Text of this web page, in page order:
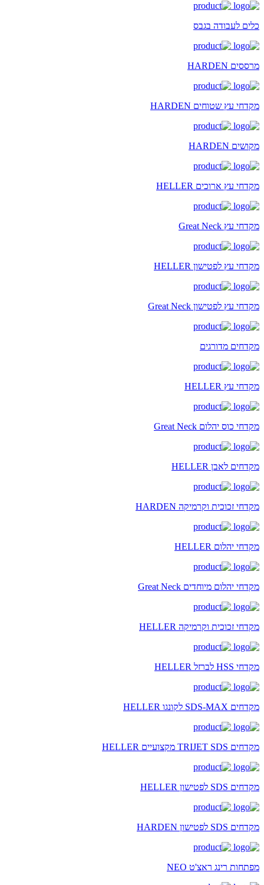
כלים לעבודה בגבס
מרססים HARDEN
מקדחי עץ שטוחים HARDEN
מקושים HARDEN
מקדחי עץ ארוכים HELLER
מקדחי עץ Great Neck
מקדחי עץ לפטישון HELLER
מקדחי עץ לפטישון Great Neck
מקדחים מדורגים
מקדחי עץ HELLER
מקדחי כוס יהלום Great Neck
מקדחים לאבן HELLER
מקדחי זכוכית וקרמיקה HARDEN
מקדחי יהלום HELLER
מקדחי יהלום מיוחדים Great Neck
מקדחי זכוכית וקרמיקה HELLER
מקדחי HSS לברזל HELLER
מקדחים SDS-MAX לקונגו HELLER
מקדחים TRIJET SDS מקצועיים HELLER
מקדחים SDS לפטישון HELLER
מקדחים SDS לפטישון HARDEN
מפתחות רינג ראצ'ט NEO